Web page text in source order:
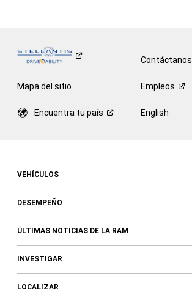
Contáctanos
Mapa del sitio Empleos
Encuentra tu país English
VEHÍCULOS
DESEMPEÑO
ÚLTIMAS NOTICIAS DE LA RAM
INVESTIGAR
LOCALIZAR